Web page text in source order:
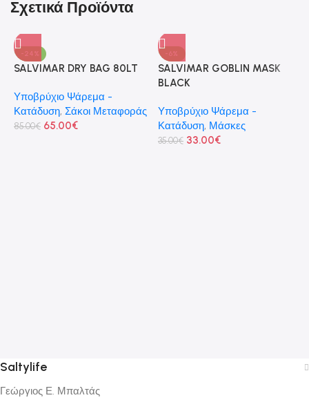
Σχετικά Προϊόντα
-24%
SALVIMAR DRY BAG 80LT
Υποβρύχιο Ψάρεμα -
Κατάδυση, Σάκοι Μεταφοράς
85.00€ 65.00€
-6%
SALVIMAR GOBLIN MASK
BLACK
Υποβρύχιο Ψάρεμα -
Κατάδυση, Μάσκες
35.00€ 33.00€
Saltylife
Γεώργιος Ε. Μπαλτάς